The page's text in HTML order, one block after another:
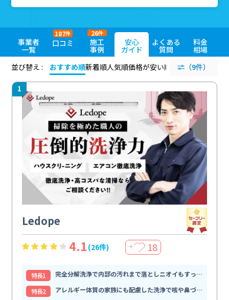
事業者
一覧
口コミ
187件
施工
事例
26件
安心
ガイド
よくある
質問
料金
相場
並び替え :
おすすめ順新着順人気順価格が安い順 評価が高い順
（9件）
1
Ledope
4.1 (26件) ＋ 18
特⻑1
完全分解洗浄で内部の汚れまで落としニオイもすっきり解消
特⻑2
アレルギー体質の家族にも配慮した洗浄で咳や鼻づまりが和らぐ